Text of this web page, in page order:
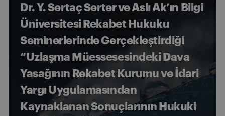
Dr. Y. Sertaç Serter ve Aslı Ak’ın Bilgi
Üniversitesi Rekabet Hukuku
Seminerlerinde Gerçekleştirdiği
“Uzlaşma Müessesesindeki Dava
Yasağının Rekabet Kurumu ve İdari
Yargı Uygulamasından
Kaynaklanan Sonuçlarının Hukuki